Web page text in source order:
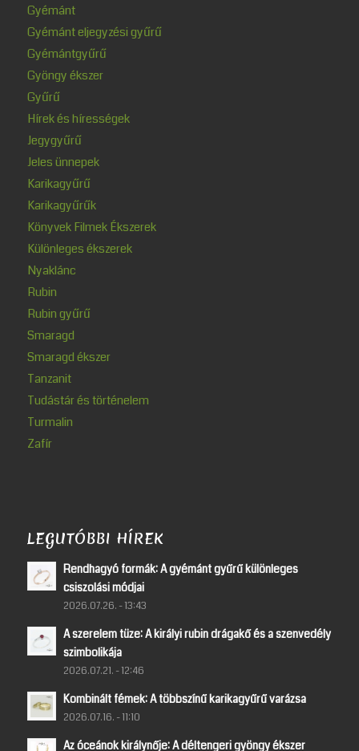
Gyémánt
Gyémánt eljegyzési gyűrű
Gyémántgyűrű
Gyöngy ékszer
Gyűrű
Hírek és hírességek
Jegygyűrű
Jeles ünnepek
Karikagyűrű
Karikagyűrűk
Könyvek Filmek Ékszerek
Különleges ékszerek
Nyaklánc
Rubin
Rubin gyűrű
Smaragd
Smaragd ékszer
Tanzanit
Tudástár és történelem
Turmalin
Zafír
LEGUTÓBBI HÍREK
Rendhagyó formák: A gyémánt gyűrű különleges
csiszolási módjai
2026.07.26. - 13:43
A szerelem tüze: A királyi rubin drágakő és a szenvedély
szimbolikája
2026.07.21. - 12:46
Kombinált fémek: A többszínű karikagyűrű varázsa
2026.07.16. - 11:10
Az óceánok királynője: A déltengeri gyöngy ékszer